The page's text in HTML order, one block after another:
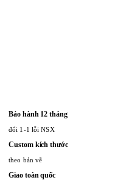
Bảo hành 12 tháng
đổi 1-1 lỗi NSX
Custom kích thước
theo bản vẽ
Giao toàn quốc